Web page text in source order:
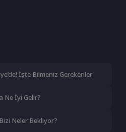
İşte Bilmeniz Gerekenler
Ne İyi Gelir?
Neler Bekliyor?